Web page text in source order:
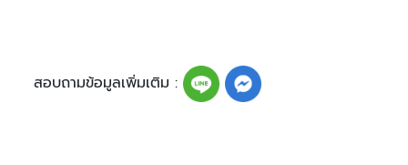
สอบถามข้อมูลเพิ่มเติม :